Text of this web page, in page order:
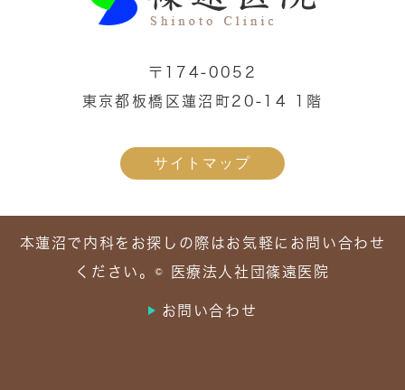
〒174-0052
東京都板橋区蓮沼町20-14 1階
サイトマップ
本蓮沼で内科をお探しの際はお気軽にお問い合わせ
ください。© 医療法人社団篠遠医院
お問い合わせ